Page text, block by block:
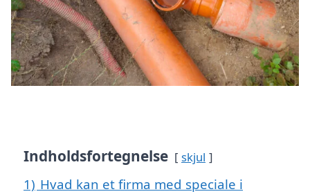
Indholdsfortegnelse skjul
1) Hvad kan et firma med speciale i